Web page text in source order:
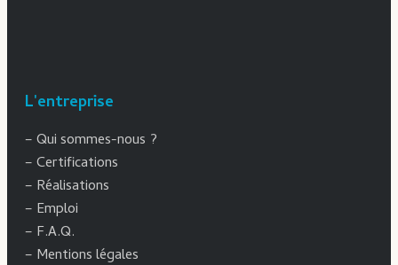
L'entreprise
–Qui sommes-nous ?
–Certifications
– Réalisations
– Emploi
– F.A.Q.
– Mentions légales